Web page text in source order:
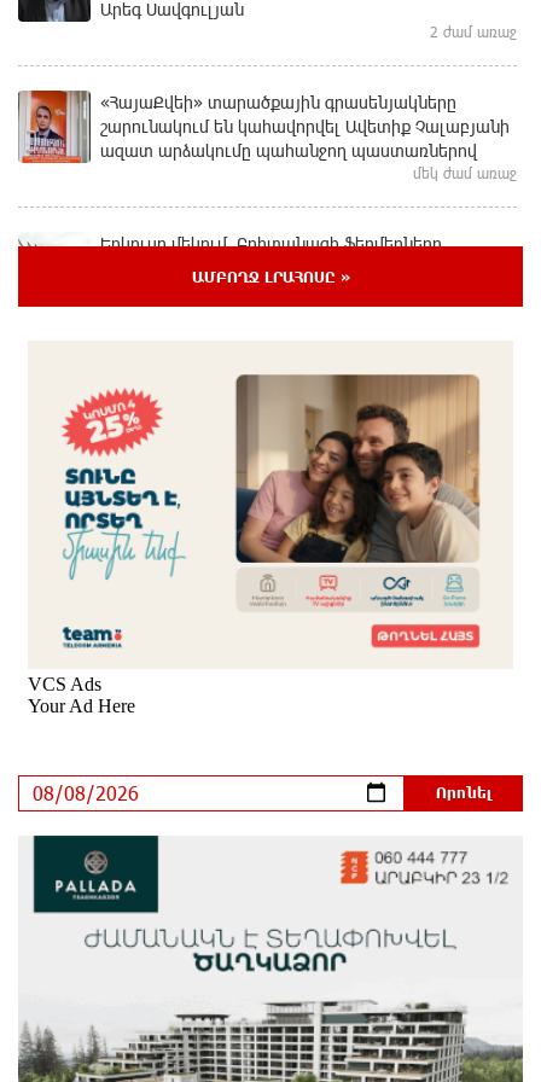
Արեգ Սավգուլյան
2 ժամ առաջ
«ՀայաՔվեի» տարածքային գրասենյակները
շարունակում են կահավորվել Ավետիք Չալաբյանի
ազատ արձակումը պահանջող պաստառներով
մեկ ժամ առաջ
Երկուսը մեկում. Բրիտանացի ֆերմերները
համատեղում են արևային վահանակները
Սաուդյան Արաբիան, Թուրքիան և Պակիստանը
համատեղ պաշտպանության մասին
համաձայնագիր են կնքել. Արտակ Զաքարյան
մեկ ժամ առաջ
Սլովակիայի նախկին ղեկավարները պահանջում
են, որ Նիկոլ Փաշինյանը դադարեցնի Հայ
Առաքելական Եկեղեցու նկատմամբ քաղաքական
հետապնդումները և ճնշումները
Բանկային գաղտնիքի ապօրինի արտահոսք,
մերժված վարույթներ և լռող բանկեր. ահազանգում
Ավետիք Չալաբյանն օրինակելի հայ է և չի
վախենում իշխանությունների
ապօրինություններից. Լարիսա Ալավերդյան
Մեր ուժը մեր աշխատակիցներն են. ԶՊՄԿ
ԱՄԲՈՂՋ ԼՐԱՀՈՍԸ »